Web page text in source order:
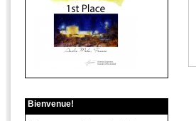
Bienvenue!